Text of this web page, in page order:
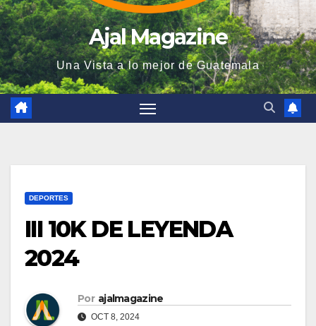
Ajal Magazine
Una Vista a lo mejor de Guatemala
DEPORTES
III 10K DE LEYENDA
2024
Por ajalmagazine
OCT 8, 2024